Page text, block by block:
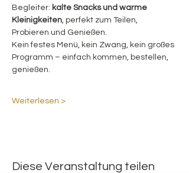
Begleiter: kalte Snacks und warme
Kleinigkeiten , perfekt zum Teilen,
Probieren und Genießen.
Kein festes Menü, kein Zwang, kein großes
Programm – einfach kommen, bestellen,
genießen.
Weiterlesen >
Diese Veranstaltung teilen